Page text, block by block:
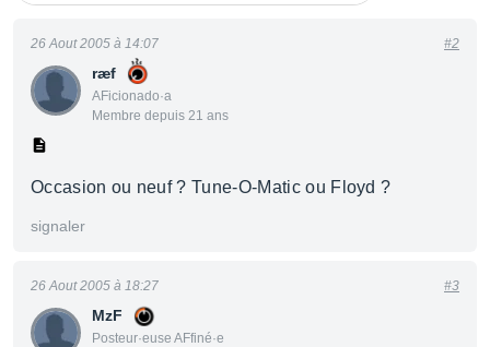
ræf
AFicionado·a
Membre depuis 21 ans
26 Aout 2005 à 14:07 #2
Occasion ou neuf ? Tune-O-Matic ou Floyd ?
signaler
MzF
Posteur·euse AFfiné·e
26 Aout 2005 à 18:27 #3